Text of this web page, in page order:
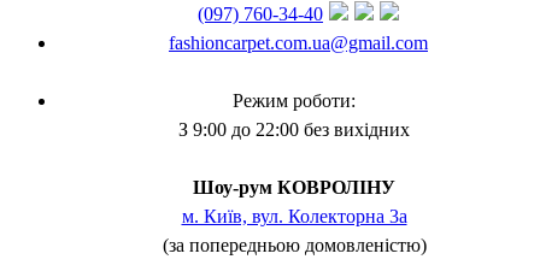
(097) 760-34-40
fashioncarpet.com.ua@gmail.com
Режим роботи:
З 9:00 до 22:00 без вихідних
Шоу-рум КОВРОЛІНУ
м. Київ, вул. Колекторна 3а
(за попередньою домовленістю)